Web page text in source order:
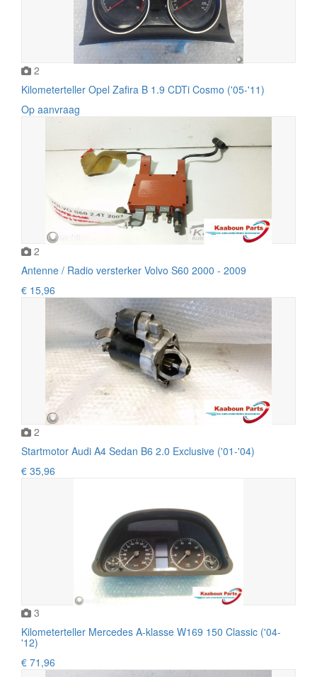
2
Kilometerteller Opel Zafira B 1.9 CDTi Cosmo ('05-'11)
Op aanvraag
2
Antenne / Radio versterker Volvo S60 2000 - 2009
€ 15,96
2
Startmotor Audi A4 Sedan B6 2.0 Exclusive ('01-'04)
€ 35,96
3
Kilometerteller Mercedes A-klasse W169 150 Classic ('04-
'12)
€ 71,96